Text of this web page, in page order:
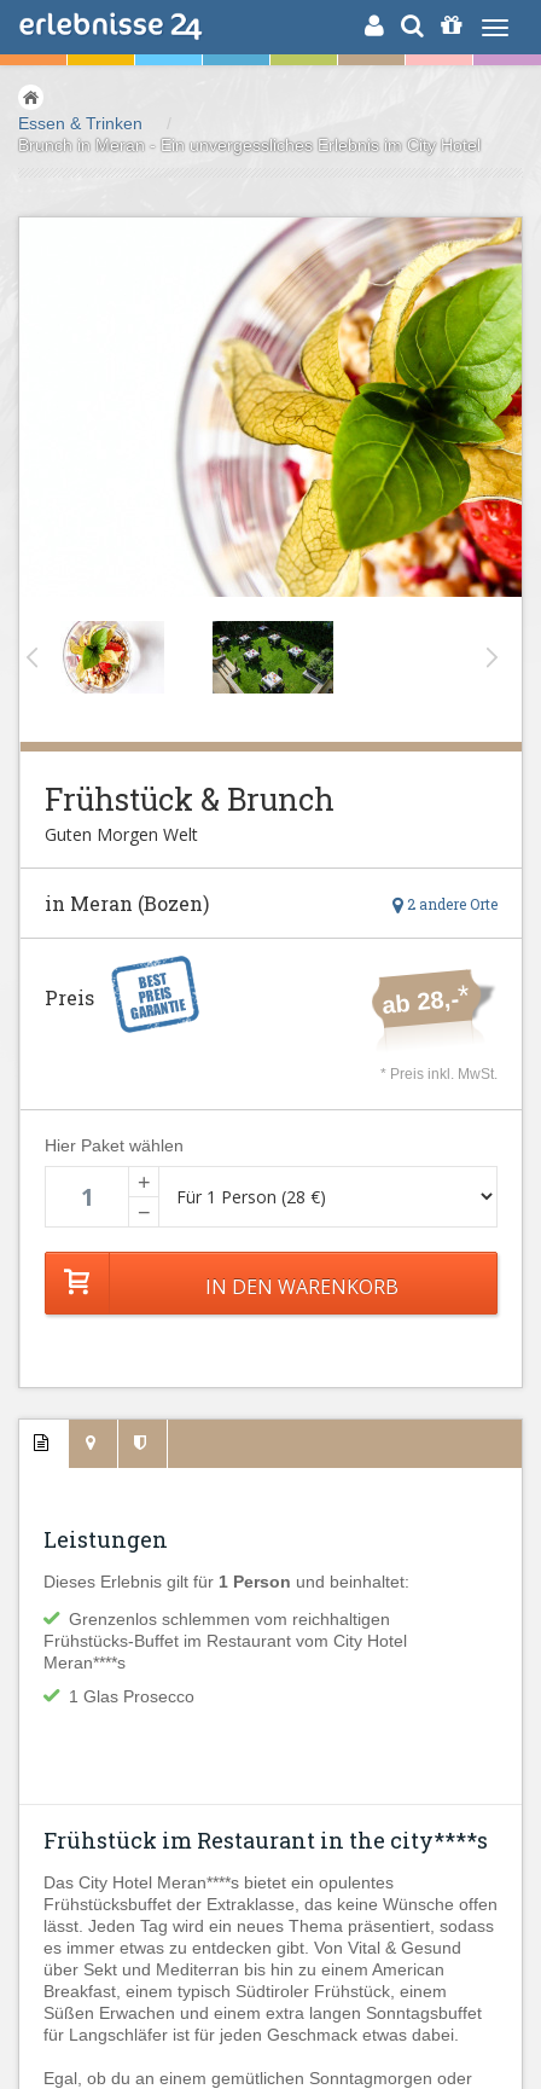
ERLEBNISSUCHE
Essen & Trinken
/
Brunch in Meran - Ein unvergessliches Erlebnis im City Hotel
Frühstück & Brunch
Guten Morgen Welt
2 andere Orte
in Meran (Bozen)
ab 28,-*
Preis
* Preis inkl. MwSt.
Hier Paket wählen
+
−
Leistungen
Dieses Erlebnis gilt für 1 Person und beinhaltet:
Grenzenlos schlemmen vom reichhaltigen
Frühstücks-Buffet im Restaurant vom City Hotel
Meran****s
1 Glas Prosecco
Frühstück im Restaurant in the city****s
Das City Hotel Meran****s bietet ein opulentes
Frühstücksbuffet der Extraklasse, das keine Wünsche offen
lässt. Jeden Tag wird ein neues Thema präsentiert, sodass
es immer etwas zu entdecken gibt. Von Vital & Gesund
über Sekt und Mediterran bis hin zu einem American
Breakfast, einem typisch Südtiroler Frühstück, einem
Süßen Erwachen und einem extra langen Sonntagsbuffet
für Langschläfer ist für jeden Geschmack etwas dabei.
Egal, ob du an einem gemütlichen Sonntagmorgen oder